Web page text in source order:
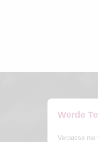
Werde
Verpasse nie